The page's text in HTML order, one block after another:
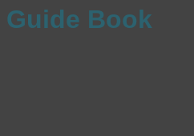
Guide Book